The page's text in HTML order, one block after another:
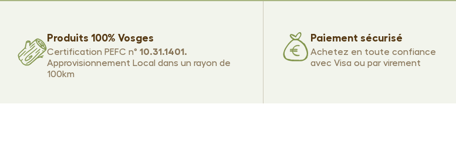
Produits 100% Vosges
Certification PEFC n° 10.31.1401.
Approvisionnement Local dans un rayon de
100km
Paiement sécurisé
Achetez en toute confiance
avec Visa ou par virement